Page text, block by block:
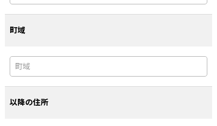
町域
以降の住所